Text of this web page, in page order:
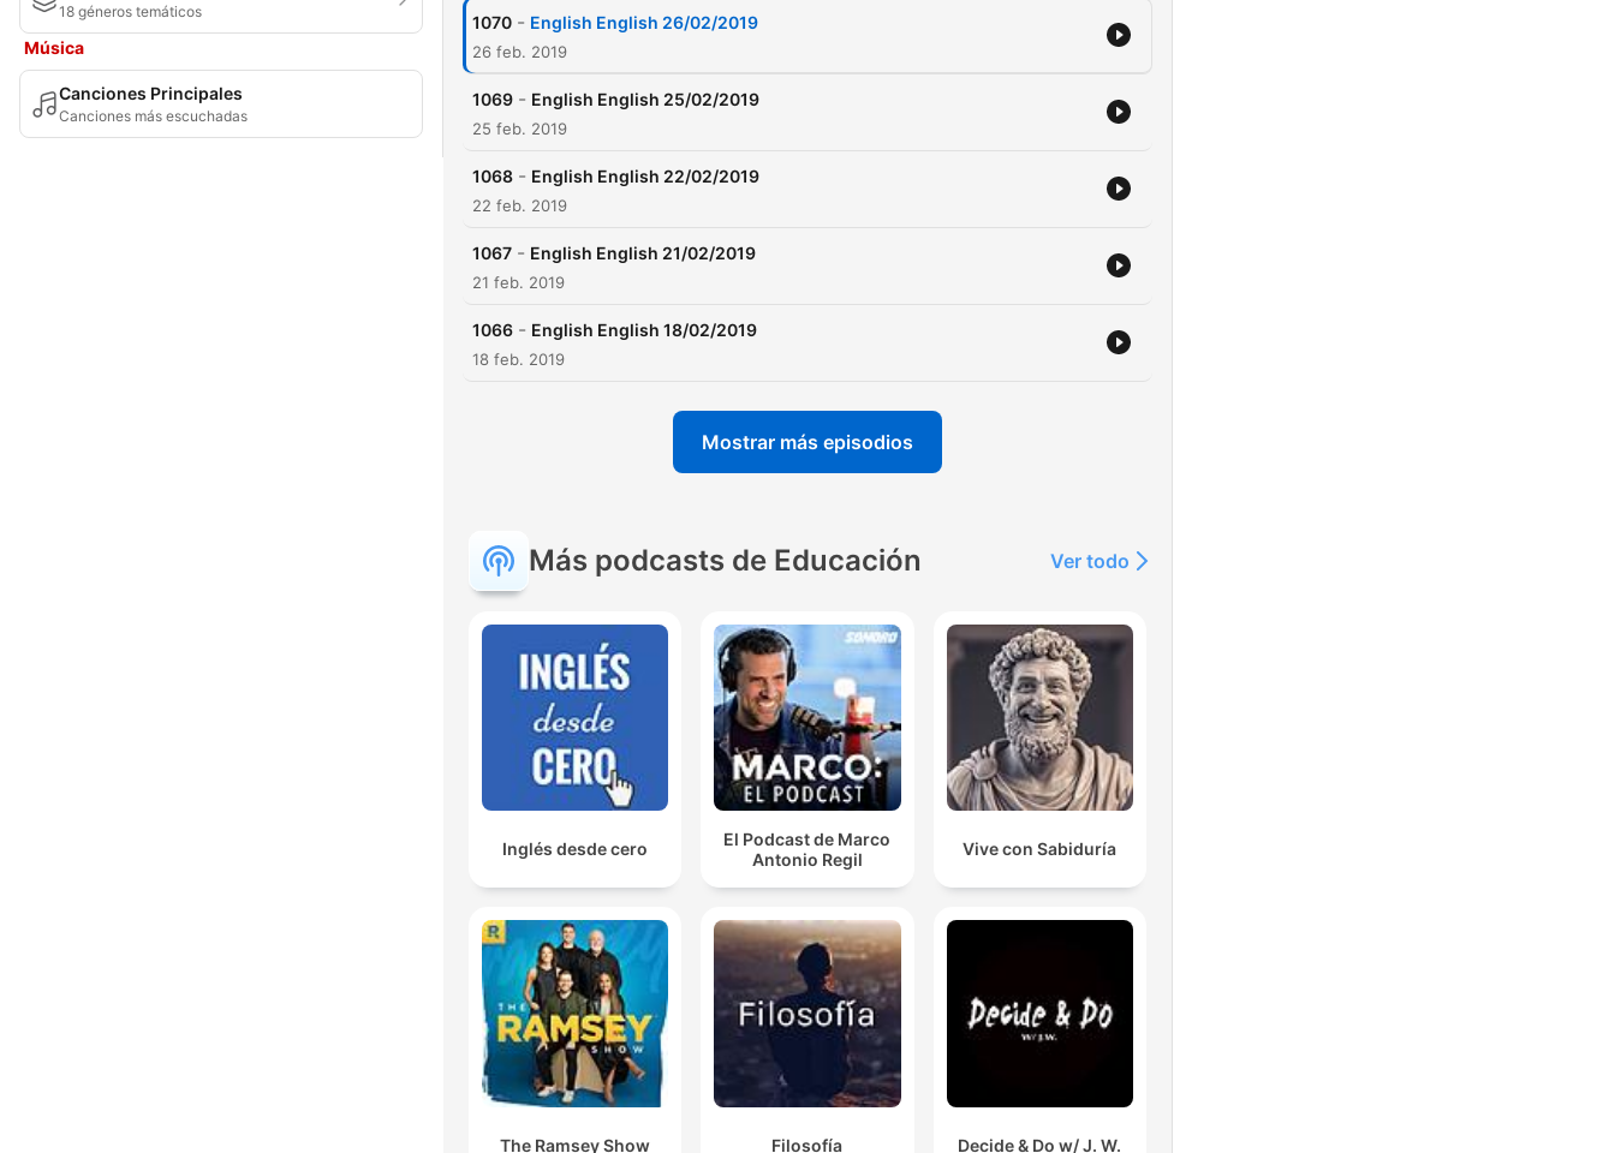
18 géneros temáticos
Música
Canciones Principales
Canciones más escuchadas
1070 - English English 26/02/2019
26 feb. 2019
1069 - English English 25/02/2019
25 feb. 2019
1068 - English English 22/02/2019
22 feb. 2019
1067 - English English 21/02/2019
21 feb. 2019
1066 - English English 18/02/2019
18 feb. 2019
Mostrar más episodios
Más podcasts de Educación Ver todo
Inglés desde cero
El Podcast de Marco
Antonio Regil
Vive con Sabiduría
The Ramsey Show Filosofía Decide & Do w/ J. W.